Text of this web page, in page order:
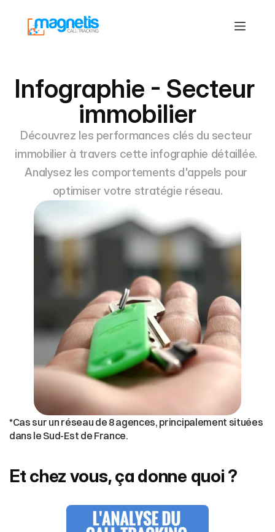
Infographie - Secteur
immobilier
Découvrez les performances clés du secteur
immobilier à travers cette infographie détaillée.
Analysez les comportements d'appels pour
optimiser votre stratégie réseau.
*Cas sur un réseau de 8 agences, principalement situées
dans le Sud-Est de France.
Et chez vous, ça donne quoi ?